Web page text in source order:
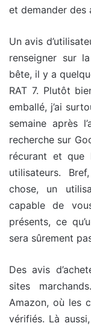
et demander des
Un avis
renseigner sur
bête, il y a
RAT 7. Plutôt
emballé, j’ai
semaine après
recherche sur
récurant et que
utilisateurs.
chose, un
capable de
présents, ce
sera sûrement
Des avis
sites
Amazon, où les
vérifiés. Là